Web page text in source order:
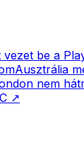
be a
Ausztrália
nem
↗